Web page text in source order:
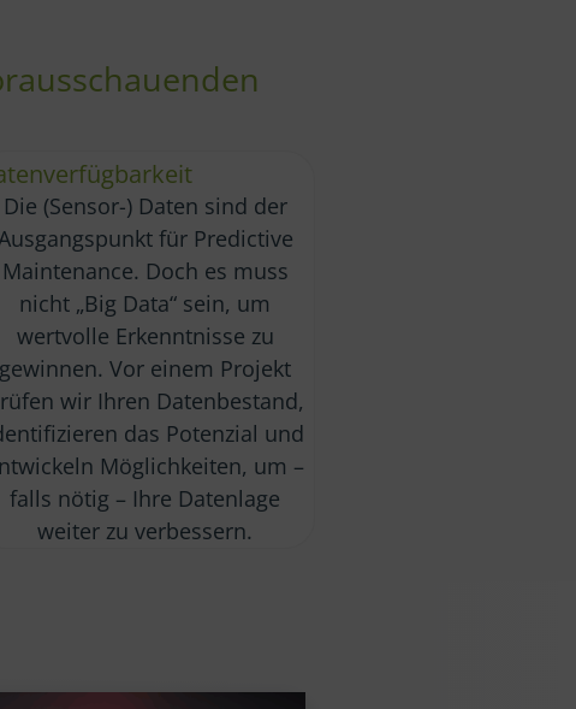
Die (Sensor-) Daten sind der
für Predictive
Maintenance. Doch es muss
nicht „Big Data“ sein, um
wertvolle Erkenntnisse zu
gewinnen. Vor einem Projekt
wir Ihren Datenbestand,
das Potenzial und
Möglichkeiten, um –
falls nötig – Ihre Datenlage
weiter zu verbessern.